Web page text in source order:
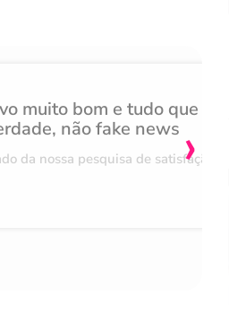
muito bom e tudo que
não fake news
da nossa pesquisa de satisfação
›